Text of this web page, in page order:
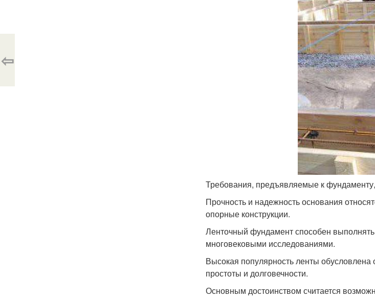
Требования, предъявляемые к
Прочность и надежность основания
опорные конструкции.
Ленточный фундамент способен
многовековыми исследованиями.
Высокая популярность ленты
простоты и долговечности.
Основным достоинством считается
⇦